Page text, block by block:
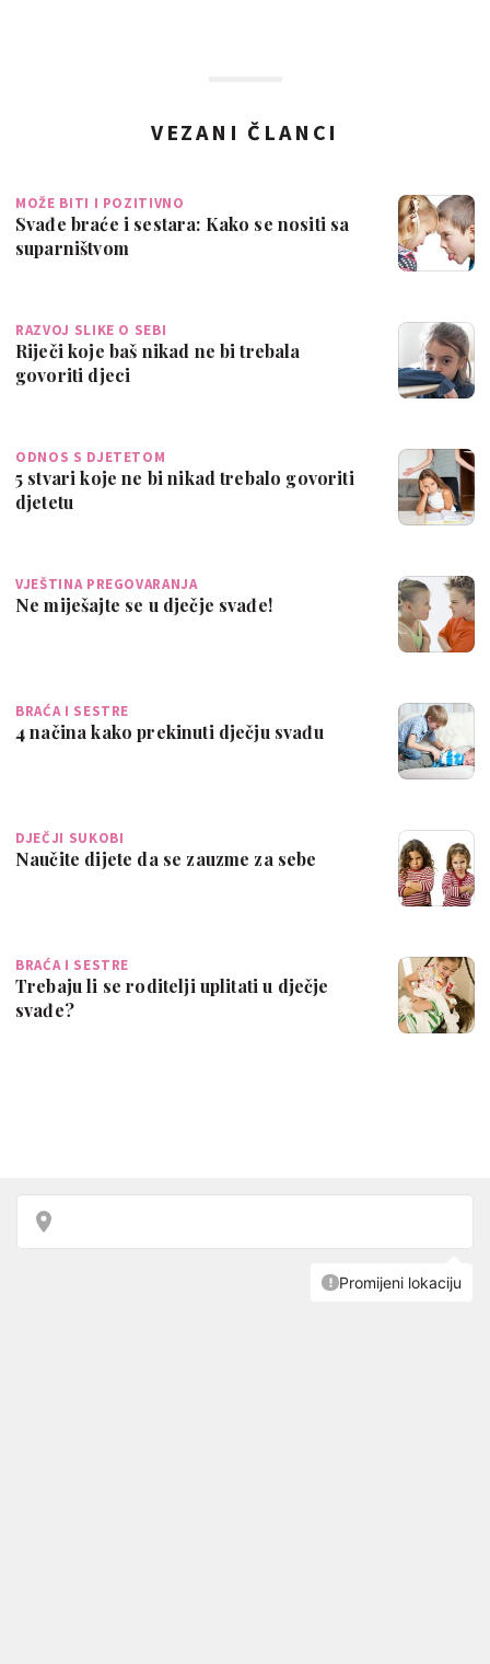
VEZANI ČLANCI
MOŽE BITI I POZITIVNO
Svađe braće i sestara: Kako se nositi sa
suparništvom
RAZVOJ SLIKE O SEBI
Riječi koje baš nikad ne bi trebala
govoriti djeci
ODNOS S DJETETOM
5 stvari koje ne bi nikad trebalo govoriti
djetetu
VJEŠTINA PREGOVARANJA
Ne miješajte se u dječje svađe!
BRAĆA I SESTRE
4 načina kako prekinuti dječju svađu
DJEČJI SUKOBI
Naučite dijete da se zauzme za sebe
BRAĆA I SESTRE
Trebaju li se roditelji uplitati u dječje
svađe?